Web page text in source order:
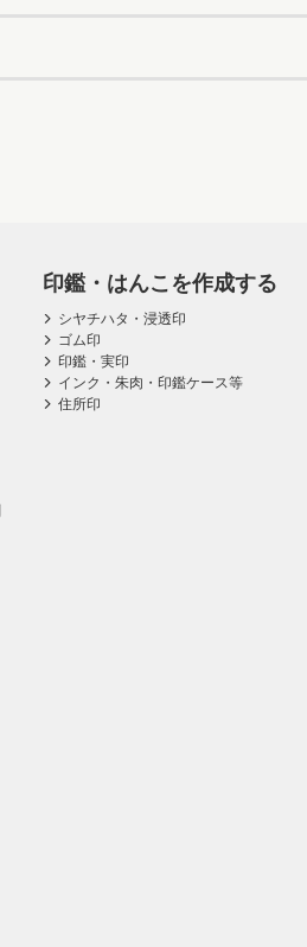
印鑑・はんこを作成する
シヤチハタ・浸透印
ゴム印
印鑑・実印
インク・朱肉・印鑑ケース等
住所印